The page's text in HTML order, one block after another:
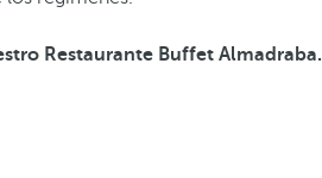
Restaurante Buffet Almadraba.